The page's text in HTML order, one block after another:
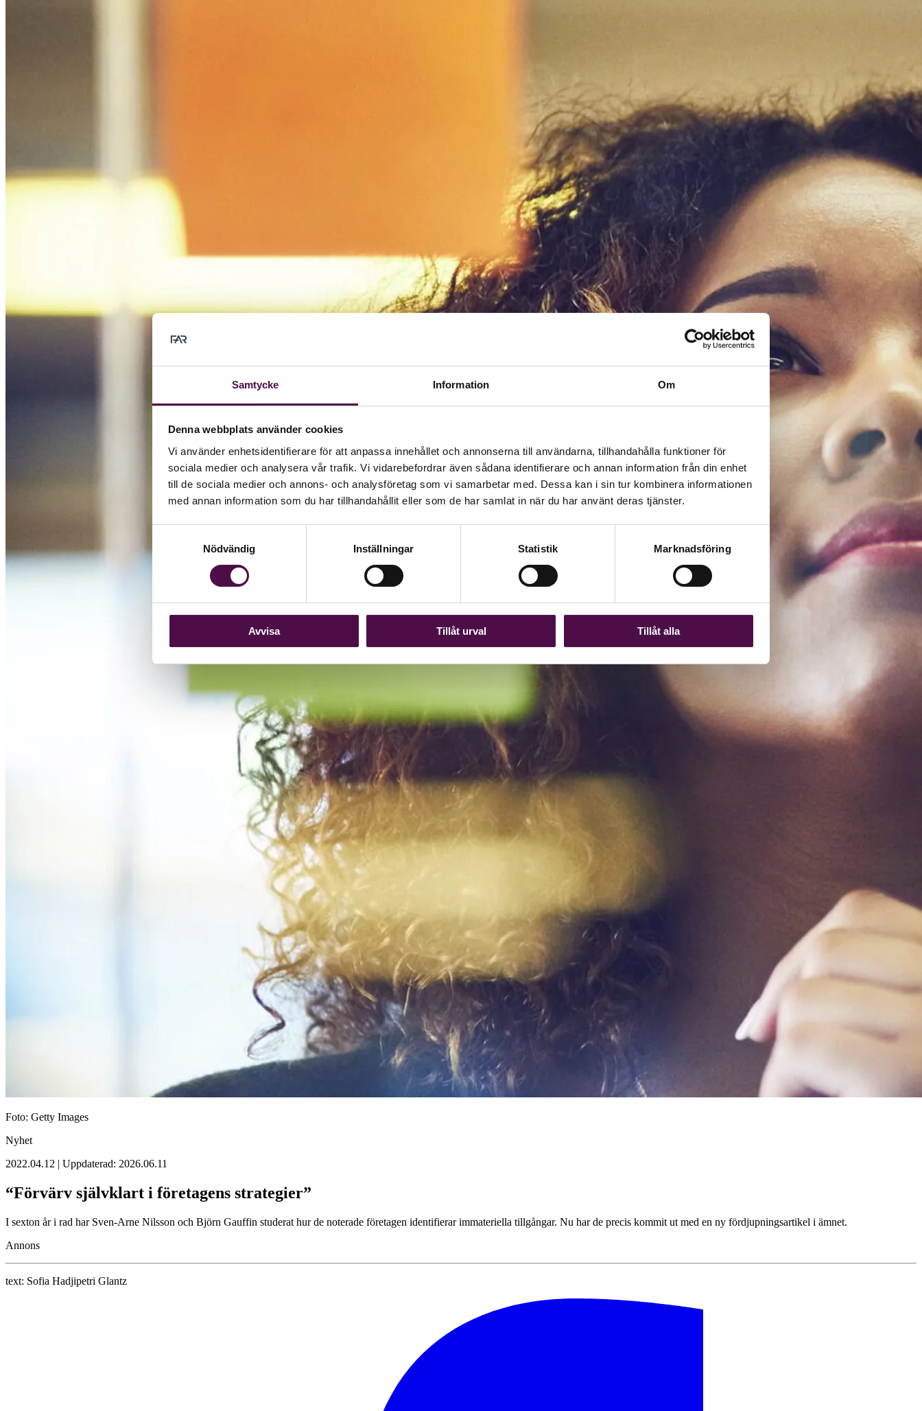
Samtycke Information Om
Denna webbplats använder cookies
Vi använder enhetsidentifierare för att anpassa innehållet och annonserna till användarna, tillhandahålla funktioner för
sociala medier och analysera vår trafik. Vi vidarebefordrar även sådana identifierare och annan information från din enhet
till de sociala medier och annons- och analysföretag som vi samarbetar med. Dessa kan i sin tur kombinera informationen
med annan information som du har tillhandahållit eller som de har samlat in när du har använt deras tjänster.
Nödvändig
Inställningar Statistik Marknadsföring
Avvisa Tillåt urval Tillåt alla
Foto: Getty Images
Nyhet
2022.04.12 | Uppdaterad: 2026.06.11
“Förvärv självklart i företagens strategier”
I sexton år i rad har Sven-Arne Nilsson och Björn Gauffin studerat hur de noterade företagen identifierar immateriella tillgångar. Nu har de precis kommit ut med en ny fördjupningsartikel i ämnet.
Annons
text: Sofia Hadjipetri Glantz